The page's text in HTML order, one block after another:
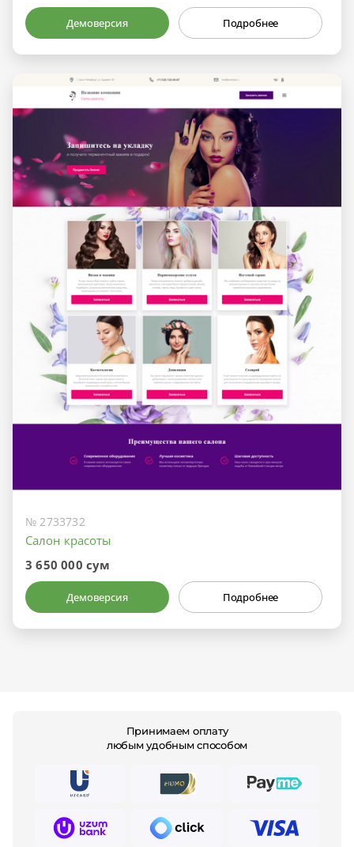
Демоверсия Подробнее
№ 2733732
Салон красоты
3 650 000 сум
Демоверсия Подробнее
Принимаем оплату
любым удобным способом